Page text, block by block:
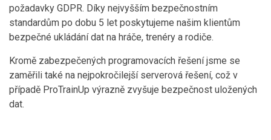
požadavky GDPR. Díky nejvyšším bezpečnostním
standardům po dobu 5 let poskytujeme našim klientům
bezpečné ukládání dat na hráče, trenéry a rodiče.
Kromě zabezpečených programovacích řešení jsme se
zaměřili také na nejpokročilejší serverová řešení, což v
případě ProTrainUp výrazně zvyšuje bezpečnost uložených
dat.